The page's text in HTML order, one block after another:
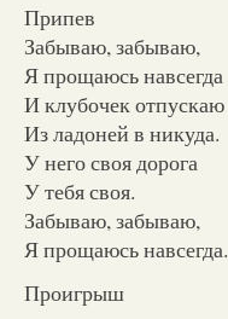
Припев
Забываю, забываю,
Я прощаюсь навсегда
И клубочек отпускаю
Из ладоней в никуда.
У него своя дорога
У тебя своя.
Забываю, забываю,
Я прощаюсь навсегда.
Проигрыш